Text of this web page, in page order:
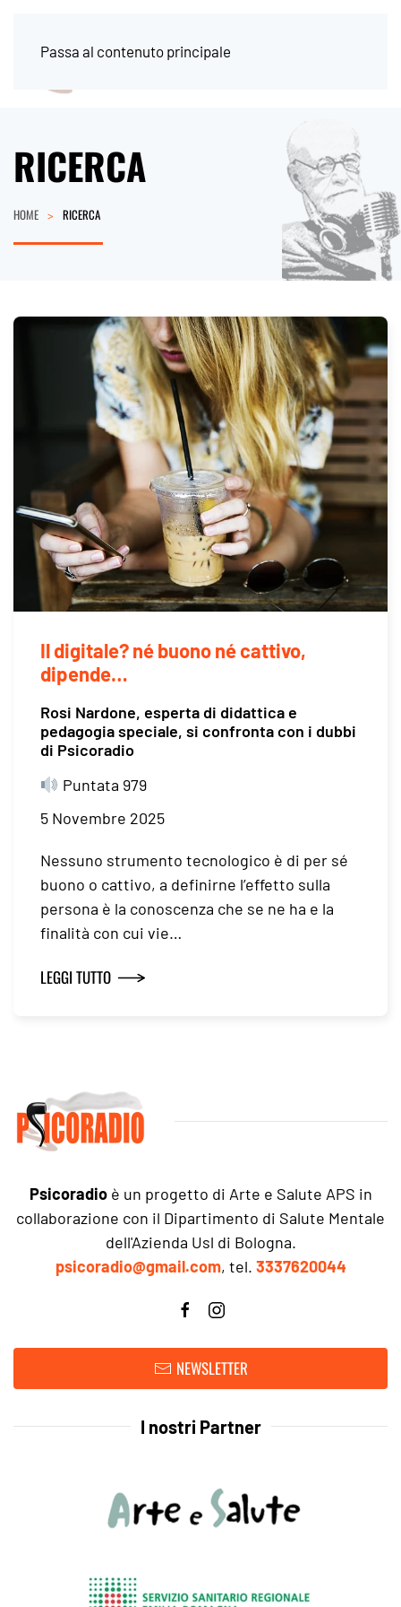
Passa al contenuto principale
RICERCA
HOME RICERCA
Il digitale? né buono né cattivo,
dipende…
Rosi Nardone, esperta di didattica e
pedagogia speciale, si confronta con i dubbi
di Psicoradio
Puntata 979
5 Novembre 2025
Nessuno strumento tecnologico è di per sé
buono o cattivo, a definirne l’effetto sulla
persona è la conoscenza che se ne ha e la
finalità con cui vie…
LEGGI TUTTO
Psicoradioè un progetto di Arte e Salute APS in
collaborazione con il Dipartimento di Salute Mentale
dell'Azienda Usl di Bologna.
psicoradio@gmail.com, tel. 3337620044
NEWSLETTER
I nostri Partner